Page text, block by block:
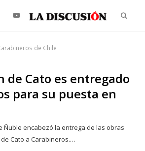
de Chile
de Cato es entregado
para su puesta en
Ñuble encabezó la entrega de las obras
Cato a Carabineros.…